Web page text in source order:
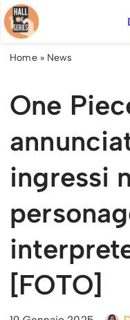
Vai
al
Home» News
One
ingressi
[FOTO]